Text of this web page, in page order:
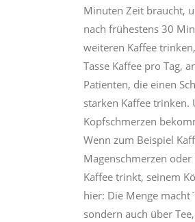
Minuten Zeit braucht,
nach frühestens 30
weiteren Kaffee
Tasse Kaffee pro Tag,
Patienten, die einen
starken Kaffee
Kopfschmerzen
Wenn zum Beispiel
Magenschmerzen
Kaffee trinkt, seinem
hier: Die Menge
sondern auch über